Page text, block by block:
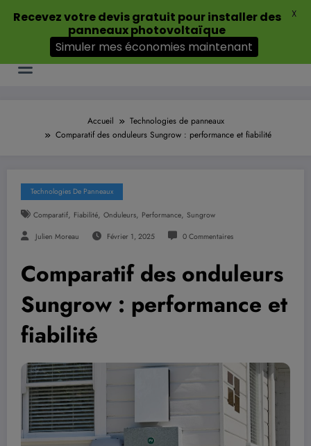
Accueil
Technologies de panneaux
Comparatif des onduleurs Sungrow : performance et fiabilité
Technologies De Panneaux
Comparatif, Fiabilité, Onduleurs, Performance, Sungrow
Julien Moreau Février 1, 2025 0 Commentaires
Comparatif des onduleurs
Sungrow : performance et
fiabilité
Recevez votre devis gratuit pour installer des
panneaux photovoltaïque
Simuler mes économies maintenant
X